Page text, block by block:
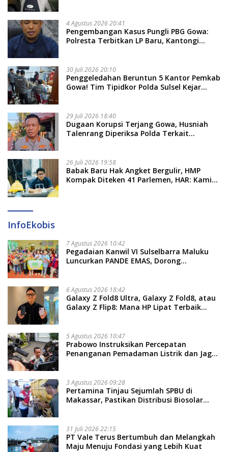
4 Agustus 2026 20:41
Pengembangan Kasus Pungli PBG Gowa:
Polresta Terbitkan LP Baru, Kantongi
30 Juli 2026 20:10
Penggeledahan Beruntun 5 Kantor Pemkab
Gowa! Tim Tipidkor Polda Sulsel Kejar
29 Juli 2026 18:40
Dugaan Korupsi Terjang Gowa, Husniah
Talenrang Diperiksa Polda Terkait
26 Juli 2026 19:58
​Babak Baru Hak Angket Bergulir, HMP
Kompak Diteken 41 Parlemen, HAR: Kami
InfoEkobis
7 Agustus 2026 10:42
Pegadaian Kanwil VI Sulselbarra Maluku
Luncurkan PANDE EMAS, Dorong
6 Agustus 2026 18:42
Galaxy Z Fold8 Ultra, Galaxy Z Fold8, atau
Galaxy Z Flip8: Mana HP Lipat Terbaik
5 Agustus 2026 10:47
Prabowo Instruksikan Percepatan
Penanganan Pemadaman Listrik dan Jaga
3 Agustus 2026 09:28
Pertamina Tinjau Sejumlah SPBU di
Makassar, Pastikan Distribusi Biosolar
31 Juli 2026 22:15
PT Vale Terus Bertumbuh dan Melangkah
Maju Menuju Fondasi yang Lebih Kuat